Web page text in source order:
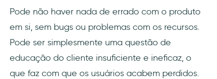
Pode não haver nada de errado com o produto
em si, sem bugs ou problemas com os recursos.
Pode ser simplesmente uma questão de
educação do cliente insuficiente e ineficaz, o
que faz com que os usuários acabem perdidos.